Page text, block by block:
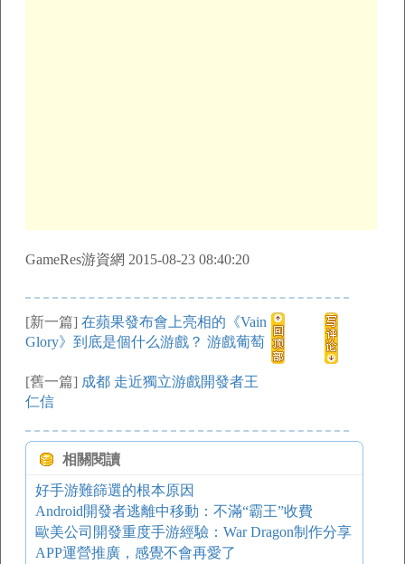
GameRes游資網 2015-08-23 08:40:20
[新一篇] 在蘋果發布會上亮相的《Vain
Glory》到底是個什么游戲？ 游戲葡萄
[舊一篇] 成都 走近獨立游戲開發者王
仁信
相關閱讀
好手游難篩選的根本原因
Android開發者逃離中移動：不滿“霸王”收費
歐美公司開發重度手游經驗：War Dragon制作分享
APP運營推廣，感覺不會再愛了